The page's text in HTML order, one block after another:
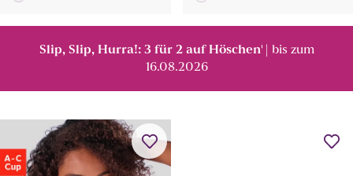
Slip, Slip, Hurra!: 3 für 2 auf Höschen¹ | bis zum
16.08.2026